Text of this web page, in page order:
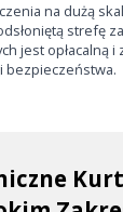
na dużą
strefę
jest opłacalną i
bezpieczeństwa.